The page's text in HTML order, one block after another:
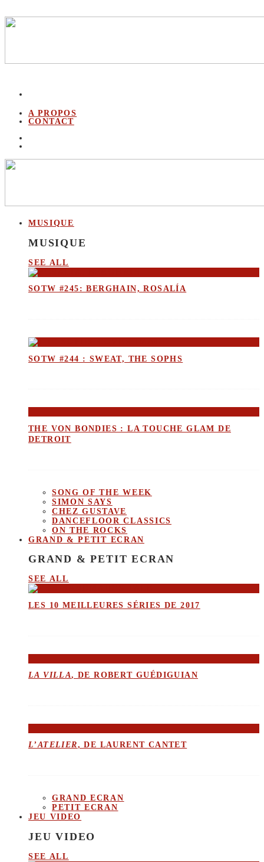
A PROPOS
CONTACT
MUSIQUE
MUSIQUE
SEE ALL
SOTW #245: BERGHAIN, ROSALÍA
SOTW #244 : SWEAT, THE SOPHS
THE VON BONDIES : LA TOUCHE GLAM DE
DETROIT
SONG OF THE WEEK
SIMON SAYS
CHEZ GUSTAVE
DANCEFLOOR CLASSICS
ON THE ROCKS
GRAND & PETIT ECRAN
GRAND & PETIT ECRAN
SEE ALL
LES 10 MEILLEURES SÉRIES DE 2017
LA VILLA, DE ROBERT GUÉDIGUIAN
L’ATELIER, DE LAURENT CANTET
GRAND ECRAN
PETIT ECRAN
JEU VIDEO
JEU VIDEO
SEE ALL